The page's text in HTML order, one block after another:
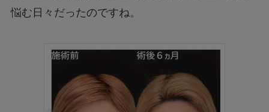
悩む日々だったのですね。